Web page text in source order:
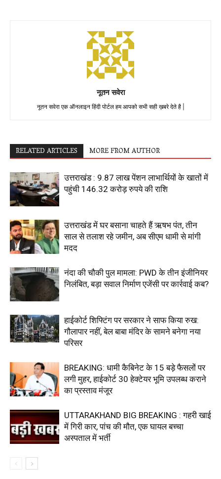
नूतन सवेरा
नूतन सवेरा एक ऑनलाइन हिंदी पोर्टल हम आपको सभी सही ख़बरे देते है |
RELATED ARTICLES MORE FROM AUTHOR
उत्तराखंड : 9.87 लाख पेंशन लाभार्थियों के खातों में
पहुंची 146.32 करोड़ रुपये की राशि
उत्तराखंड में घर बसाना चाहते हैं ऋषभ पंत, तीन
साल से तलाश रहे जमीन, अब सीएम धामी से मांगी
मदद
नंदा की चौकी पुल मामला: PWD के तीन इंजीनियर
निलंबित, बड़ा सवाल निर्माण एजेंसी पर कार्रवाई कब?
हाईकोर्ट शिफ्टिंग पर सरकार ने साफ किया रुख:
गौलापार नहीं, बेल बाबा मंदिर के सामने बनेगा नया
परिसर
BREAKING: धामी कैबिनेट के 15 बड़े फैसलों पर
लगी मुहर, हाईकोर्ट 30 हेक्टेयर भूमि उपलब्ध कराने
का प्रस्ताव मंजूर
UTTARAKHAND BIG BREAKING : गहरी खाई
में गिरी कार, पांच की मौत, एक घायल बच्चा
अस्पताल में भर्ती